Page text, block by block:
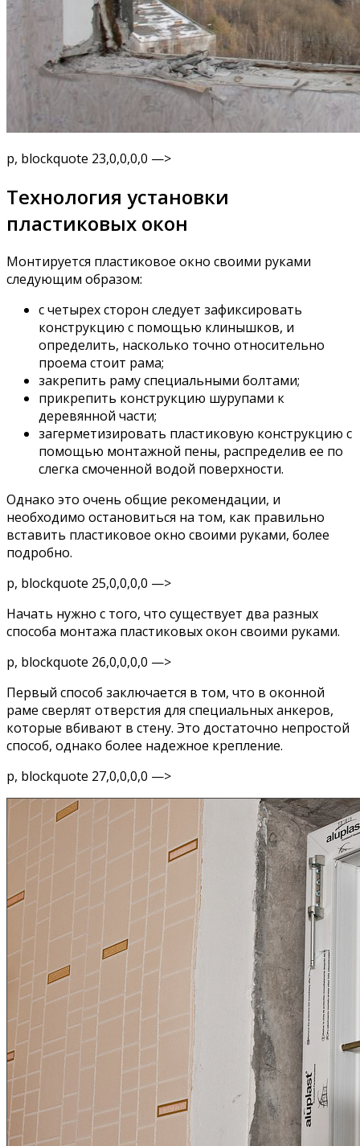
p, blockquote 23,0,0,0,0 —>
Технология установки
пластиковых окон
Монтируется пластиковое окно своими руками
следующим образом:
с четырех сторон следует зафиксировать
конструкцию с помощью клинышков, и
определить, насколько точно относительно
проема стоит рама;
закрепить раму специальными болтами;
прикрепить конструкцию шурупами к
деревянной части;
загерметизировать пластиковую конструкцию с
помощью монтажной пены, распределив ее по
слегка смоченной водой поверхности.
Однако это очень общие рекомендации, и
необходимо остановиться на том, как правильно
вставить пластиковое окно своими руками, более
подробно.
p, blockquote 25,0,0,0,0 —>
Начать нужно с того, что существует два разных
способа монтажа пластиковых окон своими руками.
p, blockquote 26,0,0,0,0 —>
Первый способ заключается в том, что в оконной
раме сверлят отверстия для специальных анкеров,
которые вбивают в стену. Это достаточно непростой
способ, однако более надежное крепление.
p, blockquote 27,0,0,0,0 —>